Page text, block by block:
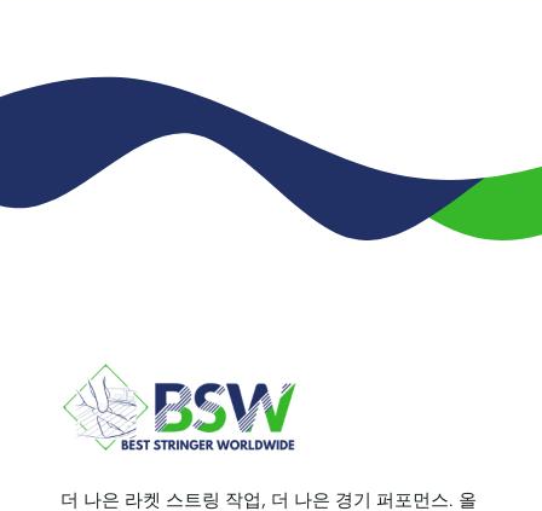
더 나은 라켓 스트링 작업, 더 나은 경기 퍼포먼스. 올